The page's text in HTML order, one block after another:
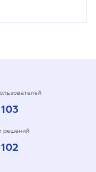
решений